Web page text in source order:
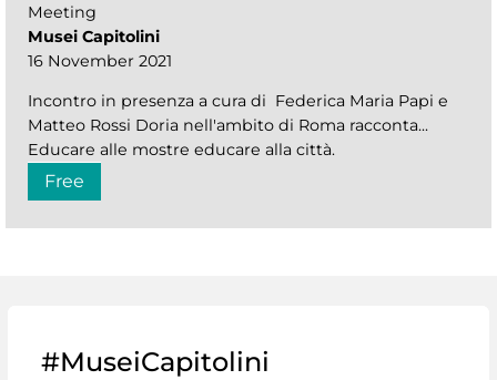
Meeting
Musei Capitolini
16 November 2021
Incontro in presenza a cura di Federica Maria Papi e
Matteo Rossi Doria nell'ambito di Roma racconta...
Educare alle mostre educare alla città.
Free
#MuseiCapitolini